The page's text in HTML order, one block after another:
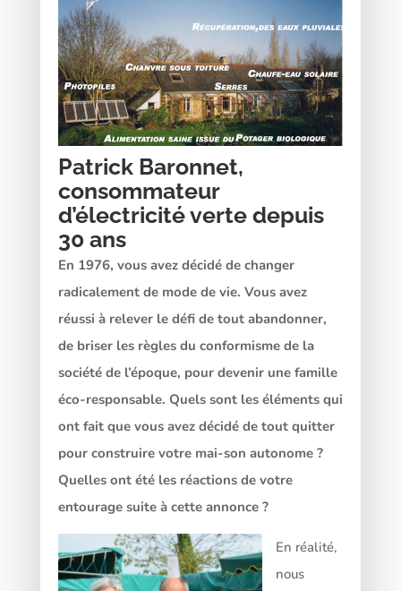
Patrick Baronnet,
consommateur
d’électricité verte depuis
30 ans
En 1976, vous avez décidé de changer
radicalement de mode de vie. Vous avez
réussi à relever le défi de tout abandonner,
de briser les règles du conformisme de la
société de l’époque, pour devenir une famille
éco-responsable. Quels sont les éléments qui
ont fait que vous avez décidé de tout quitter
pour construire votre mai-son autonome ?
Quelles ont été les réactions de votre
entourage suite à cette annonce ?
En réalité,
nous